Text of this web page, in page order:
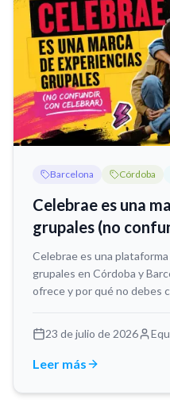
Barcelona Córdoba
Celebrae es una
grupales (no
Celebrae es una
grupales en Córdoba y
ofrece y por qué no debes
23 de julio de 2026
Leer más